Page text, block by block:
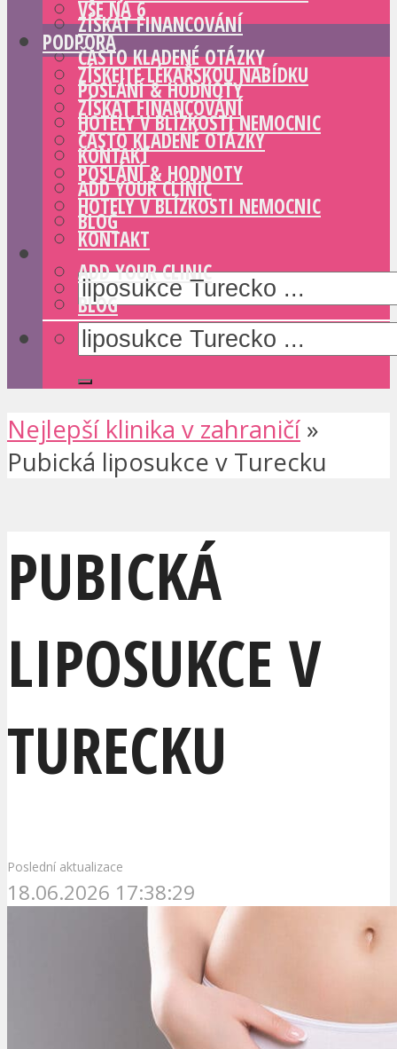
ZÍSKAT FINANCOVÁNÍ
ČASTO KLADENÉ OTÁZKY
POSLÁNÍ & HODNOTY
HOTELY V BLÍZKOSTI NEMOCNIC
KONTAKT
ADD YOUR CLINIC
BLOG
VŠE NA 6
PODPORA
ZÍSKEJTE LÉKAŘSKOU NABÍDKU
ZÍSKAT FINANCOVÁNÍ
ČASTO KLADENÉ OTÁZKY
POSLÁNÍ & HODNOTY
HOTELY V BLÍZKOSTI NEMOCNIC
KONTAKT
ADD YOUR CLINIC
BLOG
Nejlepší klinika v zahraničí »
Pubická liposukce v Turecku
PUBICKÁ
LIPOSUKCE V
TURECKU
Poslední aktualizace
18.06.2026 17:38:29